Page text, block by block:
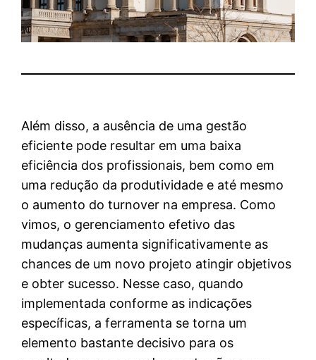
Além disso, a ausência de uma gestão
eficiente pode resultar em uma baixa
eficiência dos profissionais, bem como em
uma redução da produtividade e até mesmo
o aumento do turnover na empresa. Como
vimos, o gerenciamento efetivo das
mudanças aumenta significativamente as
chances de um novo projeto atingir objetivos
e obter sucesso. Nesse caso, quando
implementada conforme as indicações
específicas, a ferramenta se torna um
elemento bastante decisivo para os